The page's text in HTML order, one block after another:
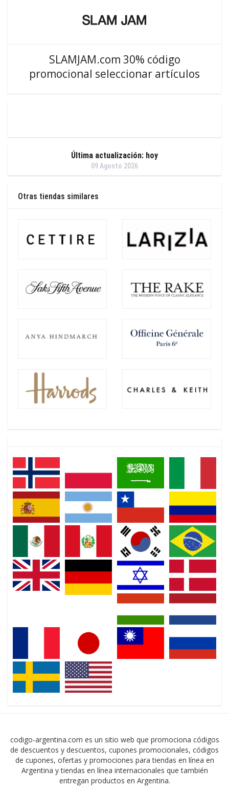
SLAMJAM.com 30% código
promocional seleccionar artículos
Última actualización: hoy
09 Agosto 2026
Otras tiendas similares
codigo-argentina.com es un sitio web que promociona códigos
de descuentos y descuentos, cupones promocionales, códigos
de cupones, ofertas y promociones para tiendas en línea en
Argentina y tiendas en línea internacionales que también
entregan productos en Argentina.